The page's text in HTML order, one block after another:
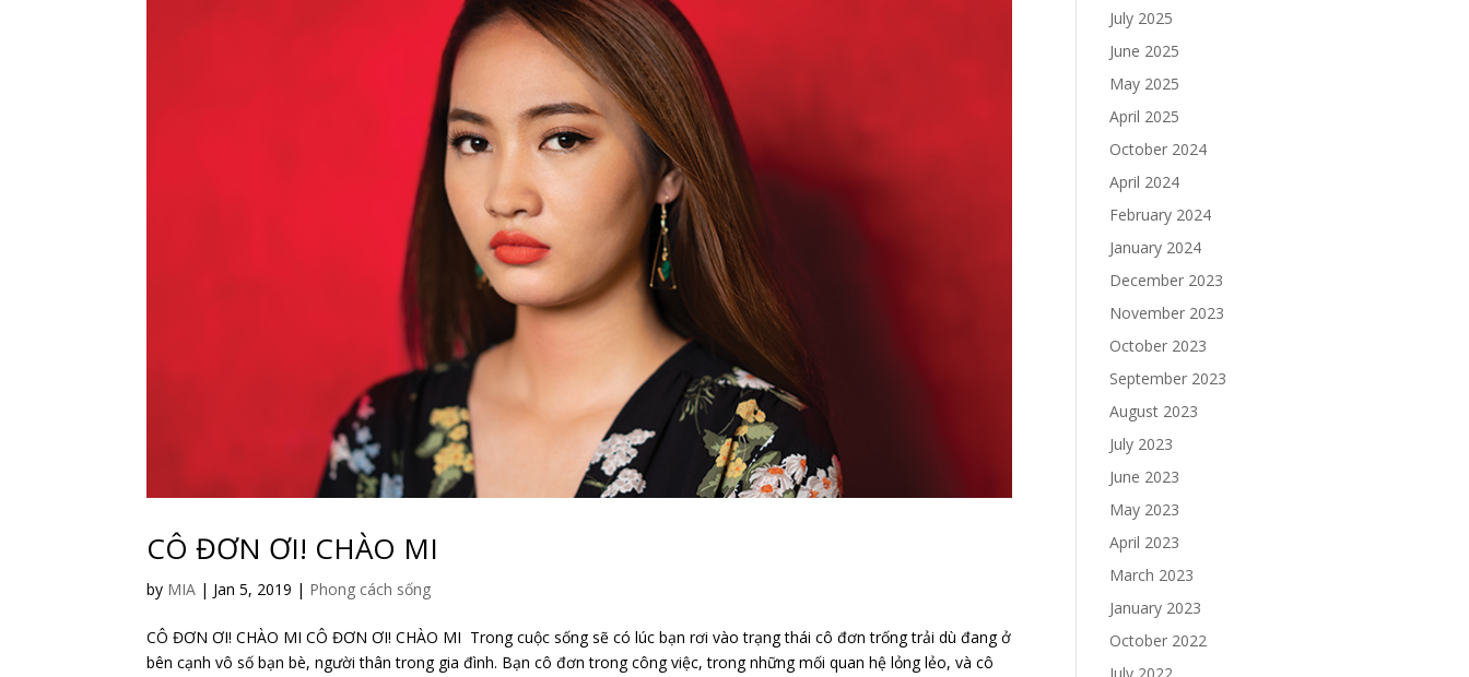
CÔ ĐƠN ƠI! CHÀO MI
by MIA | Jan 5, 2019 | Phong cách sống
CÔ ĐƠN ƠI! CHÀO MI CÔ ĐƠN ƠI! CHÀO MI Trong cuộc sống sẽ có lúc bạn rơi vào trạng thái cô đơn trống trải dù đang ở
bên cạnh vô số bạn bè, người thân trong gia đình. Bạn cô đơn trong công việc, trong những mối quan hệ lỏng lẻo, và cô
July 2025
June 2025
May 2025
April 2025
October 2024
April 2024
February 2024
January 2024
December 2023
November 2023
October 2023
September 2023
August 2023
July 2023
June 2023
May 2023
April 2023
March 2023
January 2023
October 2022